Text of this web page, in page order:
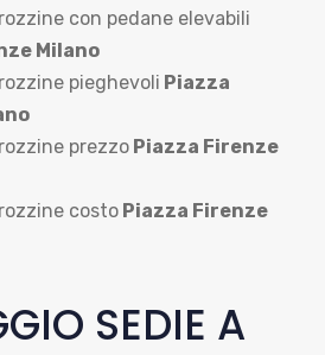
con pedane elevabili
Milano
pieghevoli Piazza
prezzo Piazza Firenze
costo Piazza Firenze
SEDIE A